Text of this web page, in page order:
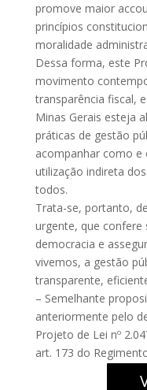
promove maior
princípios
moralidade
Dessa forma, este
movimento
transparência fiscal,
Minas Gerais esteja
práticas de gestão
acompanhar como e
utilização indireta
todos.
Trata-se, portanto,
urgente, que confere
democracia e
vivemos, a gestão
transparente,
– Semelhante
anteriormente pelo
Projeto de Lei nº
art. 173 do